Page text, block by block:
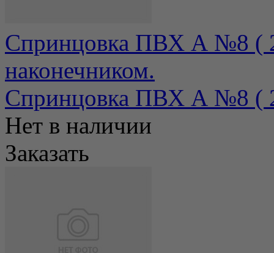
Спринцовка ПВХ А №8 (
наконечником.
Спринцовка ПВХ А №8 (
Нет в наличии
Заказать